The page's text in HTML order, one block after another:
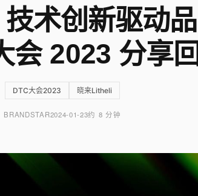
术创新驱动
会 2023 分享
DTC大会2023 晓来Litheli
BRANDSTAR2024-01-23约 8 分钟